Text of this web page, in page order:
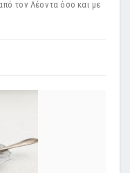
τον Λέοντα όσο και με